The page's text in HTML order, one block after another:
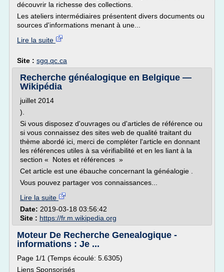
découvrir la richesse des collections.
Les ateliers intermédiaires présentent divers documents ou
sources d'informations menant à une...
Lire la suite
Site : sgq.qc.ca
Recherche généalogique en Belgique —
Wikipédia
juillet 2014
).
Si vous disposez d'ouvrages ou d'articles de référence ou
si vous connaissez des sites web de qualité traitant du
thème abordé ici, merci de compléter l'article en donnant
les références utiles à sa vérifiabilité et en les liant à la
section « Notes et références »
Cet article est une ébauche concernant la généalogie .
Vous pouvez partager vos connaissances...
Lire la suite
Date: 2019-03-18 03:56:42
Site : https://fr.m.wikipedia.org
Moteur De Recherche Genealogique -
informations : Je ...
Page 1/1 (Temps écoulé: 5.6305)
Liens Sponsorisés